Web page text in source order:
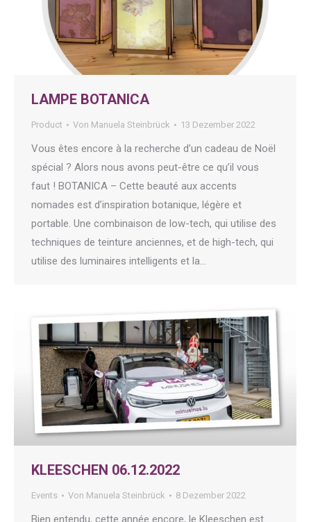
LAMPE BOTANICA
Product Von Manuela Steinbrück 13 Dezember 2022
Vous êtes encore à la recherche d’un cadeau de Noël
spécial ? Alors nous avons peut-être ce qu’il vous
faut ! BOTANICA – Cette beauté aux accents
nomades est d’inspiration botanique, légère et
portable. Une combinaison de low-tech, qui utilise des
techniques de teinture anciennes, et de high-tech, qui
utilise des luminaires intelligents et la…
KLEESCHEN 06.12.2022
Events Von Manuela Steinbrück 8 Dezember 2022